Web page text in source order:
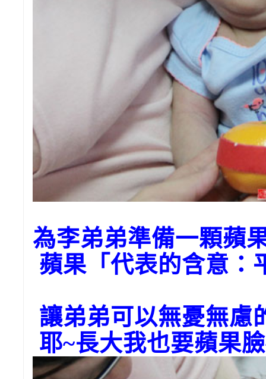
為李弟弟準備一顆蘋
蘋果「代表的含意：
讓弟弟可以無憂無慮
耶~長大我也要蘋果